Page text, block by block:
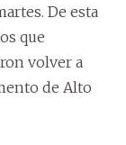
De esta
que
volver a
de Alto